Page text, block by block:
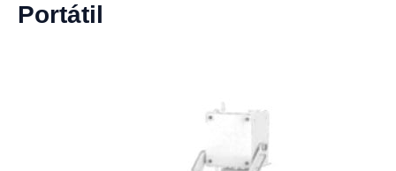
Portátil